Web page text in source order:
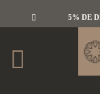
5% DE